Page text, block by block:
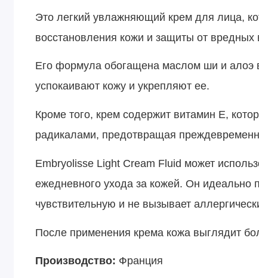
Это легкий увлажняющий крем для лица,
восстановления кожи и защиты от
Его формула обогащена маслом ши и алоэ
успокаивают кожу и укрепляют ее.
Кроме того, крем содержит витамин Е,
радикалами, предотвращая
Embryolisse Light Cream Fluid может
ежедневного ухода за кожей. Он идеально
чувствительную и не вызывает
После применения крема кожа выглядит
Производство: Франция